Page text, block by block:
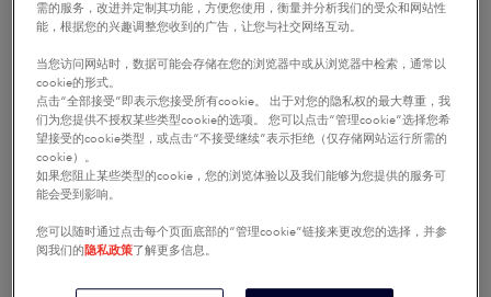
我有一个与销售相关的
问题
需的服务，改进并定制其功能，方便您使用，衡量并分析我们的受众和网站性
能，根据您的兴趣调整您收到的广告，让您与社交网络互动。
当您访问网站时，数据可能会存储在您的浏览器中或从浏览器中检索，通常以
cookie的形式。
点击“全部接受”即表示您接受所有cookie。 出于对您的隐私权的最大尊重，我
们为您提供不授权某些类型cookie的选项。 您可以点击“管理cookie”选择您希
望接受的cookie类型，或点击“不接受继续”表示拒绝（仅存储网站运行所需的
cookie）。
如果您阻止某些类型的cookie，您的浏览体验以及我们能够为您提供的服务可
能会受到影响。
您可以随时通过点击每个页面底部的“管理cookie”链接来更改您的选择，并参
阅我们的 隐私政策了解更多信息。